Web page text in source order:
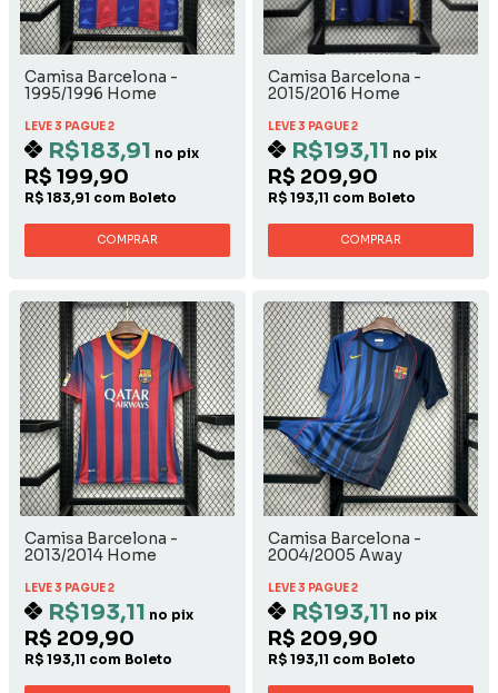
Camisa Barcelona -
1995/1996 Home
LEVE 3 PAGUE 2
R$183,91 no pix
R$ 199,90
R$ 183,91 com Boleto
COMPRAR
Camisa Barcelona -
2015/2016 Home
LEVE 3 PAGUE 2
R$193,11 no pix
R$ 209,90
R$ 193,11 com Boleto
COMPRAR
Camisa Barcelona -
2013/2014 Home
LEVE 3 PAGUE 2
R$193,11 no pix
R$ 209,90
R$ 193,11 com Boleto
Camisa Barcelona -
2004/2005 Away
LEVE 3 PAGUE 2
R$193,11 no pix
R$ 209,90
R$ 193,11 com Boleto